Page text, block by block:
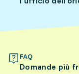
FAQ
Domande più